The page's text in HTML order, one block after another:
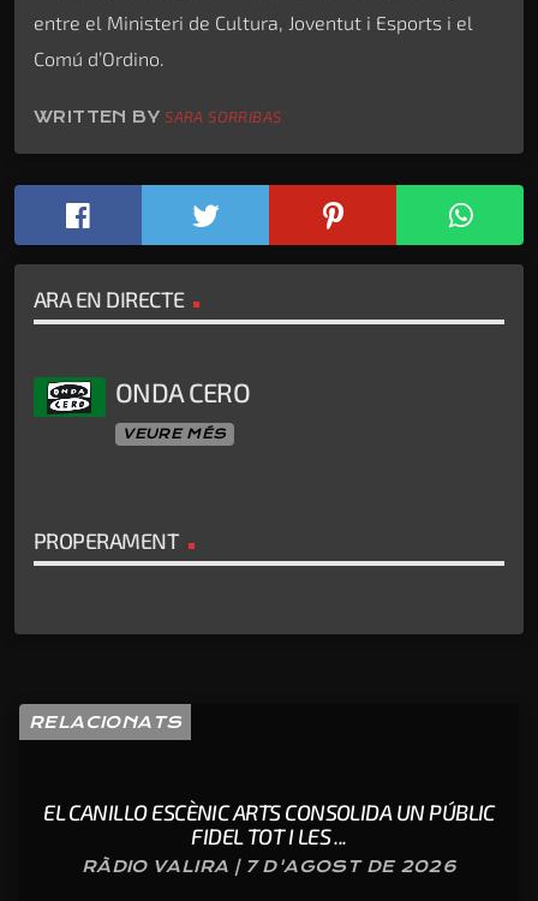
entre el Ministeri de Cultura, Joventut i Esports i el
Comú d’Ordino.
WRITTEN BYSARA SORRIBAS
ARA EN DIRECTE
ONDA CERO
VEURE MÉS
PROPERAMENT
RELACIONATS
EL CANILLO ESCÈNIC ARTS CONSOLIDA UN PÚBLIC
FIDEL TOT I LES ...
RÀDIO VALIRA | 7 D'AGOST DE 2026